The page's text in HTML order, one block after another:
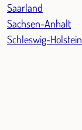
Saarland
Sachsen-Anhalt
Schleswig-Holstein